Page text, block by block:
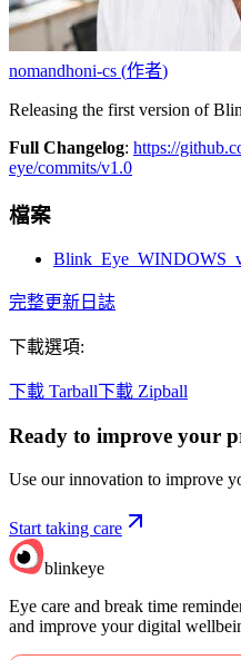
nomandhoni-cs (作者)
Releasing the first version of
Full Changelog: https://
eye/commits/v1.0
檔案
完整更新日誌
下載選項:
下載 Tarball下載 Zipball
Ready to improve your
Use our innovation to improve
Start taking care
blinkeye
Eye care and break time
and improve your digital